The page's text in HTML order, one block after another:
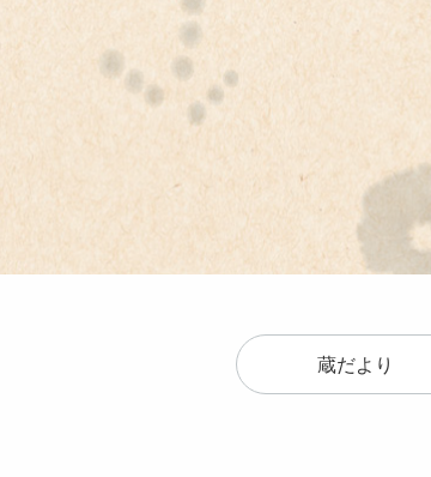
蔵だより